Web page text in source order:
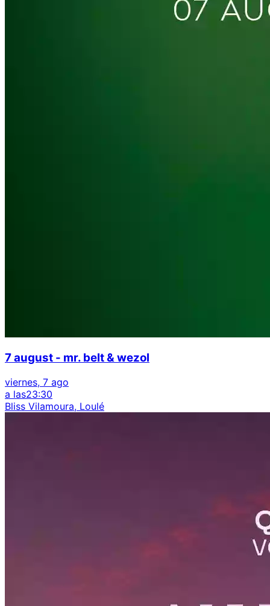
7 august - mr. belt & wezol
viernes, 7 ago
a las23:30
Bliss Vilamoura, Loulé